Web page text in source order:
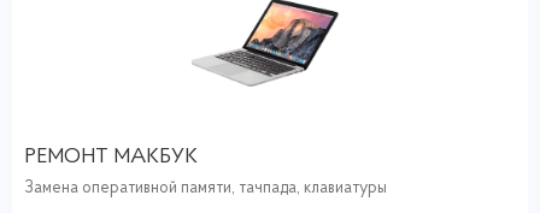
РЕМОНТ МАКБУК
Замена оперативной памяти, тачпада, клавиатуры